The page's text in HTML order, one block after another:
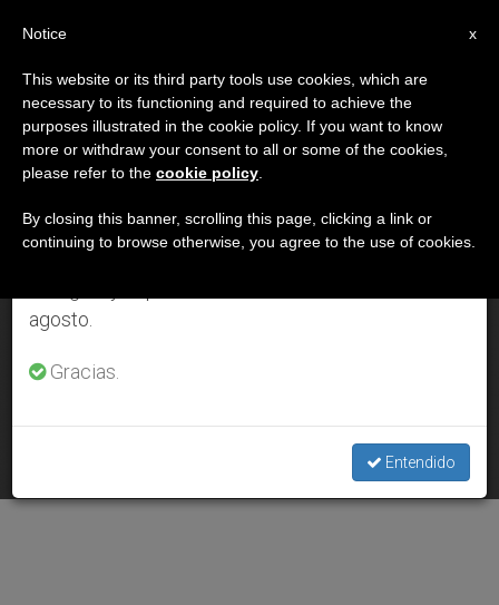
DÍA
Junio 24th, 2025
ÚLTIMAS NOTICIAS
Así es el mexicano que el Papa León XIV nombró como
JUN 24, 2025 05:04
×
Aviso importante
Del 27 de julio al 7 de agosto haremos la pausa
anual, aprovechando que en el periodo de verano
se generan menos informaciones y también el
agosto.
Gracias.
Entendido
x
Notice
This website or its third party tools use cookies, which are
necessary to its functioning and required to achieve the
purposes illustrated in the cookie policy. If you want to know
more or withdraw your consent to all or some of the cookies,
please refer to the cookie policy
By closing this banner, scrolling this page, clicking a link or
continuing to browse otherwise, you agree to the use of cookies.